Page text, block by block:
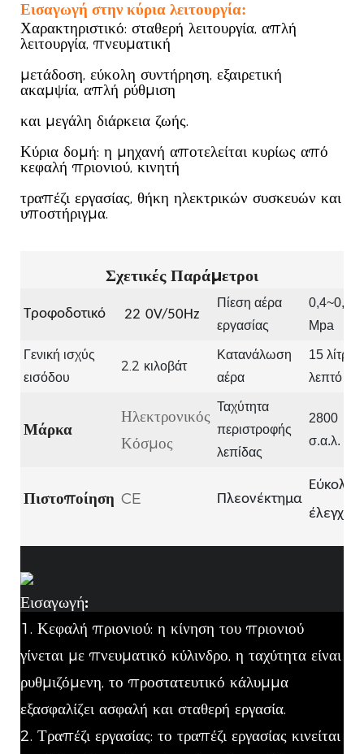
Εισαγωγή στην κύρια λειτουργία:
Χαρακτηριστικό: σταθερή λειτουργία, απλή
λειτουργία, πνευματική
μετάδοση, εύκολη συντήρηση, εξαιρετική
ακαμψία, απλή ρύθμιση
και μεγάλη διάρκεια ζωής.
Κύρια δομή: η μηχανή αποτελείται κυρίως από
κεφαλή πριονιού, κινητή
τραπέζι εργασίας, θήκη ηλεκτρικών συσκευών και
υποστήριγμα.
Σχετικές Παράμετροι
Τροφοδοτικό 22 0V/50Hz
Πίεση αέρα
εργασίας
0,4~0,6
Mpa
Γενική ισχύς
εισόδου
2.2 κιλοβάτ
Κατανάλωση
αέρα
15 λίτρα/
λεπτό
Μάρκα
Ηλεκτρονικός
Κόσμος
Ταχύτητα
περιστροφής
λεπίδας
2800
σ.α.λ.
Πιστοποίηση CE Πλεονέκτημα
Εύκολος
έλεγχος
Εισαγωγή:
1. Κεφαλή πριονιού: η κίνηση του πριονιού
γίνεται με πνευματικό κύλινδρο, η ταχύτητα είναι
ρυθμιζόμενη, το προστατευτικό κάλυμμα
εξασφαλίζει ασφαλή και σταθερή εργασία.
2. Τραπέζι εργασίας: το τραπέζι εργασίας κινείται